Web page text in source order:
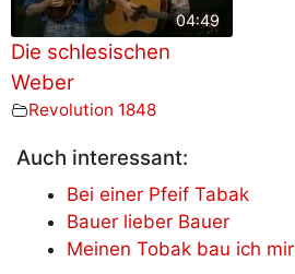
04:49
Die schlesischen
Weber
Revolution 1848
Auch interessant:
Bei einer Pfeif Tabak
Bauer lieber Bauer
Meinen Tobak bau ich mir